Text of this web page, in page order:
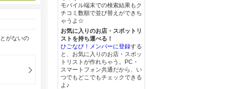
がないの
モバイル端末での検索結果もク
チコミ数順で並び替えができち
ゃうよ☆
お気に入りのお店・スポットリ
ストを持ち運べる！
ひごなび！メンバーに登録する
と、お気に入りのお店・スポッ
トリストが作れちゃう。PC・
スマートフォン共通だから、い
つでもどこでもチェックできる
よ♪